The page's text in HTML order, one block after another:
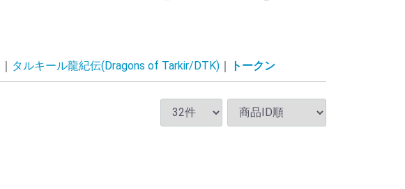
タルキール龍紀伝(Dragons of Tarkir/DTK) トークン